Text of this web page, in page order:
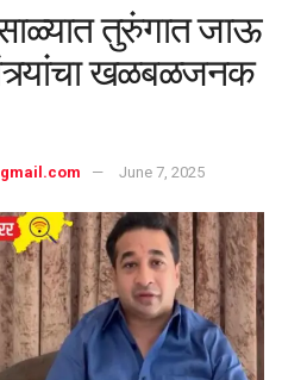
तुरुंगात जाऊ
खळबळजनक
June 7, 2025